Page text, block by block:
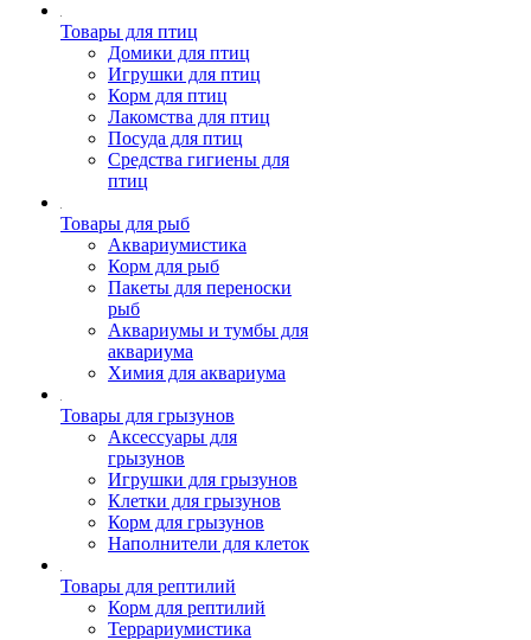
Товары для птиц
Домики для птиц
Игрушки для птиц
Корм для птиц
Лакомства для птиц
Посуда для птиц
Средства гигиены для
птиц
Товары для рыб
Аквариумистика
Корм для рыб
Пакеты для переноски
рыб
Аквариумы и тумбы для
аквариума
Химия для аквариума
Товары для грызунов
Аксессуары для
грызунов
Игрушки для грызунов
Клетки для грызунов
Корм для грызунов
Наполнители для клеток
Товары для рептилий
Корм для рептилий
Террариумистика